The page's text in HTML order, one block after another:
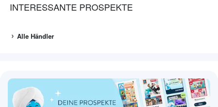
INTERESSANTE PROSPEKTE
Alle Händler